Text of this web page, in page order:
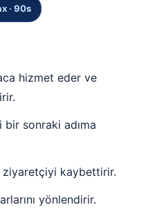
· 90s
hizmet eder ve
sonraki adıma
ziyaretçiyi kaybettirir.
yönlendirir.